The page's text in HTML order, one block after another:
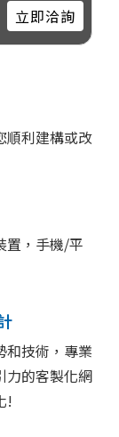
立即洽詢
順利建構或改
置，手機/平
和技術，專業
力的客製化網
!